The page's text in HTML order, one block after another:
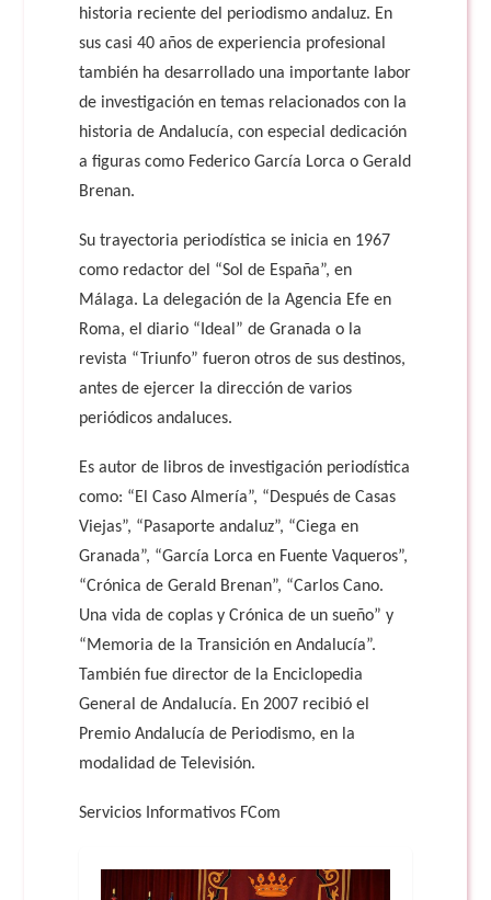
historia reciente del periodismo andaluz. En
sus casi 40 años de experiencia profesional
también ha desarrollado una importante labor
de investigación en temas relacionados con la
historia de Andalucía, con especial dedicación
a figuras como Federico García Lorca o Gerald
Brenan.
Su trayectoria periodística se inicia en 1967
como redactor del “Sol de España”, en
Málaga. La delegación de la Agencia Efe en
Roma, el diario “Ideal” de Granada o la
revista “Triunfo” fueron otros de sus destinos,
antes de ejercer la dirección de varios
periódicos andaluces.
Es autor de libros de investigación periodística
como: “El Caso Almería”, “Después de Casas
Viejas”, “Pasaporte andaluz”, “Ciega en
Granada”, “García Lorca en Fuente Vaqueros”,
“Crónica de Gerald Brenan”, “Carlos Cano.
Una vida de coplas y Crónica de un sueño” y
“Memoria de la Transición en Andalucía”.
También fue director de la Enciclopedia
General de Andalucía. En 2007 recibió el
Premio Andalucía de Periodismo, en la
modalidad de Televisión.
Servicios Informativos FCom